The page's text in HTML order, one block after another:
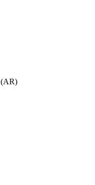
(AR)